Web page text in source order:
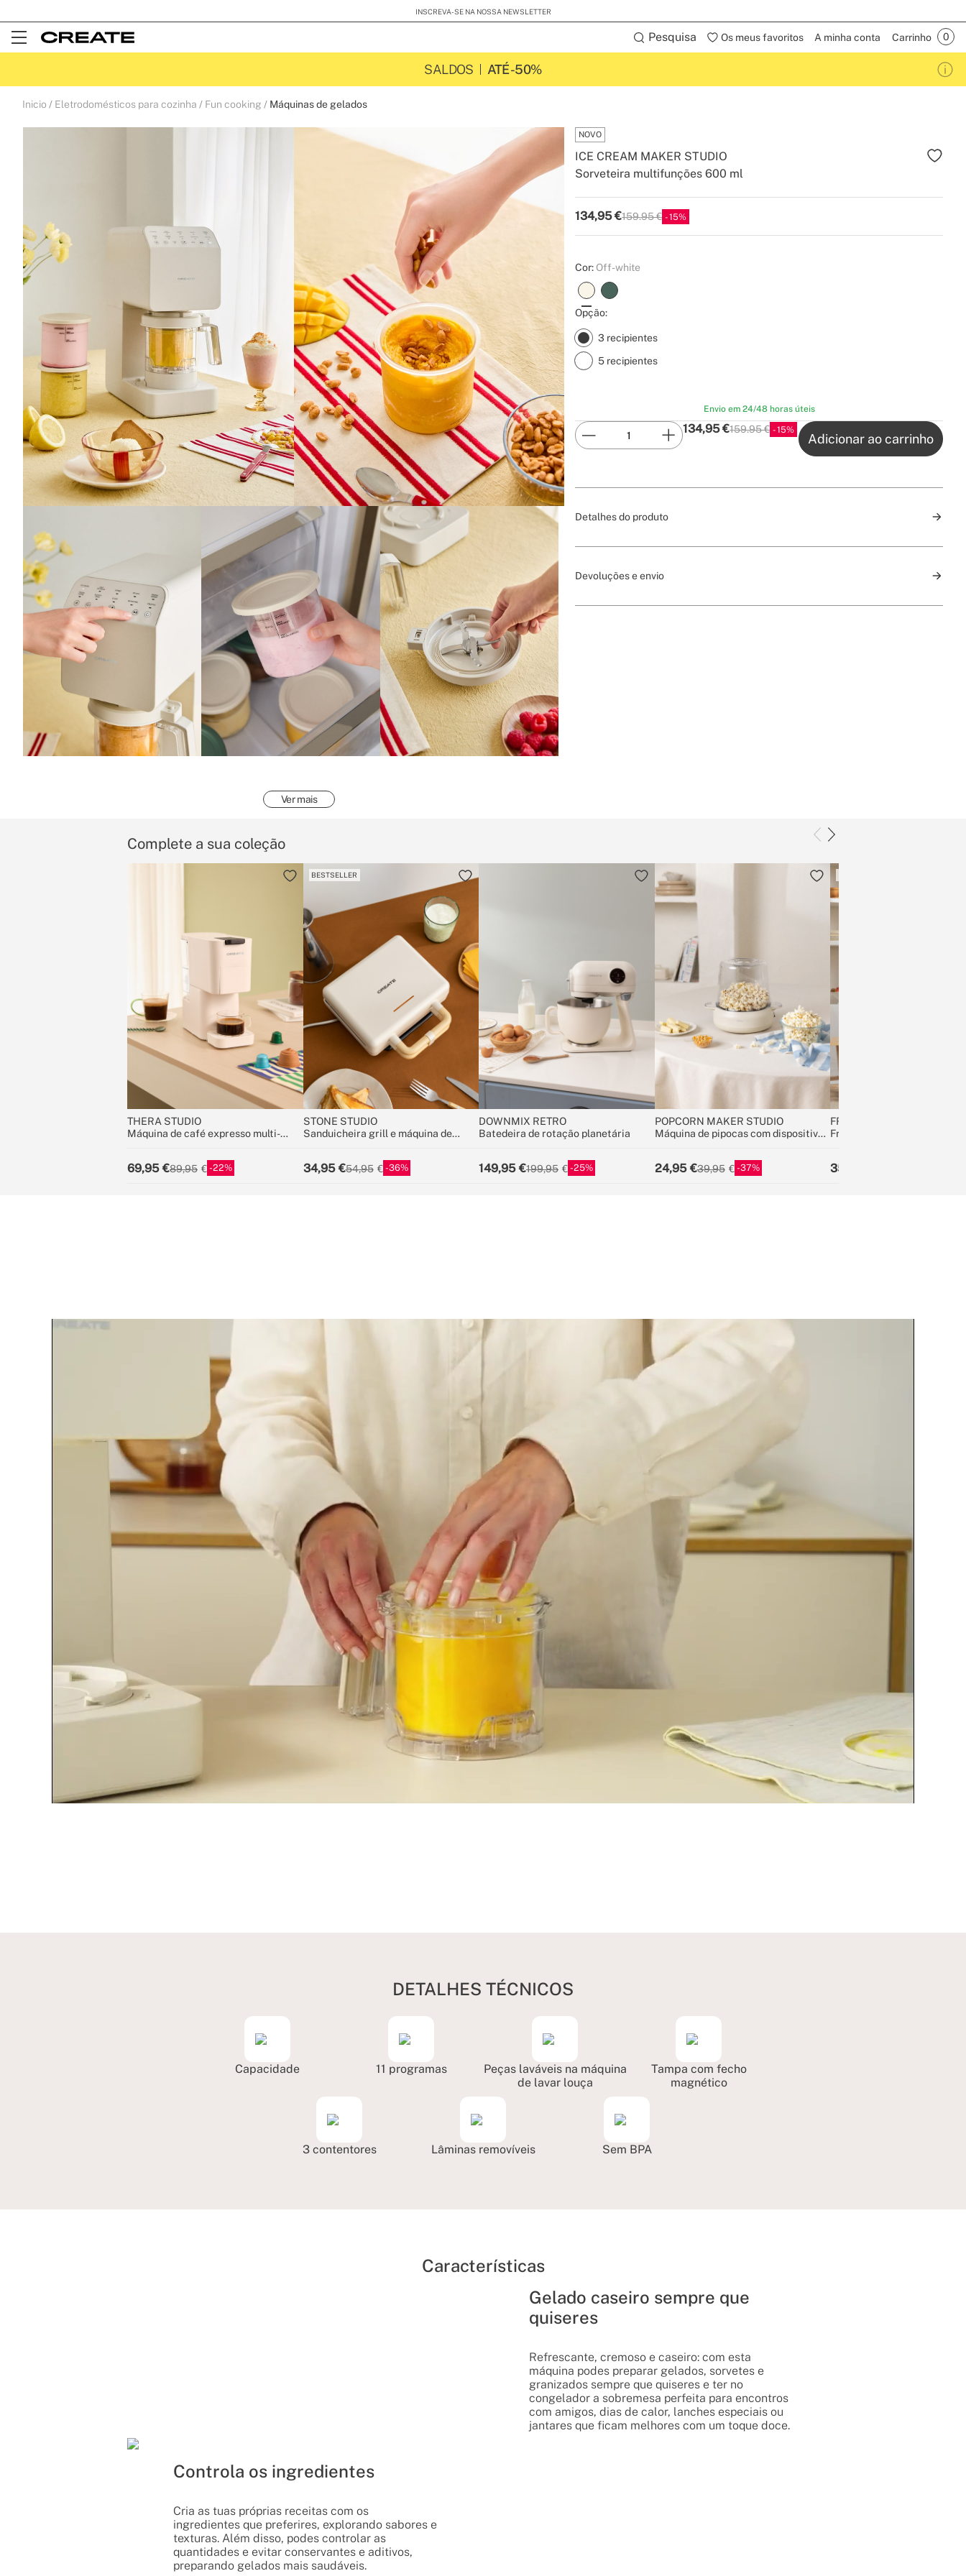
INSCREVA-SE NA NOSSA NEWSLETTER
Open
Pesquisa Os meus favoritos A minha conta Carrinho
SALDOS ATÉ -50%
Inicio Eletrodomésticos para cozinha Fun cooking Máquinas de gelados
Ver mais
NOVO
Sorveteira multifunções 600 ml
ICE CREAM MAKER STUDIO
134,95 €P.V.P
159.95 € 15
Cor: Off-white
Opção:
3 recipientes
5 recipientes
Envio em 24/48 horas úteis
134,95 €P.V.P
159.95 € 15
Adicionar ao carrinho
Detalhes do produto
Devoluções e envio
Complete a sua coleção
THERA STUDIO
Máquina de café expresso multi-
69,95 89,95 22
BESTSELLER
STONE STUDIO
Sanduicheira grill e máquina de
34,95 54,95 36
DOWNMIX RETRO
Batedeira de rotação planetária
149,95 199,95 25
POPCORN MAKER STUDIO
Máquina de pipocas com dispositivo
24,95 39,95 37
FRIDGE RETRO 107L
Frigorífico de estilo retro
359,95
DETALHES TÉCNICOS
Capacidade 11 programas
Peças laváveis na máquina
de lavar louça
Tampa com fecho
magnético
3 contentores Lâminas removíveis Sem BPA
Características
Gelado caseiro sempre que
quiseres
Refrescante, cremoso e caseiro: com esta
máquina podes preparar gelados, sorvetes e
granizados sempre que quiseres e ter no
congelador a sobremesa perfeita para encontros
com amigos, dias de calor, lanches especiais ou
jantares que ficam melhores com um toque doce.
Controla os ingredientes
Cria as tuas próprias receitas com os
ingredientes que preferires, explorando sabores e
texturas. Além disso, podes controlar as
quantidades e evitar conservantes e aditivos,
preparando gelados mais saudáveis.